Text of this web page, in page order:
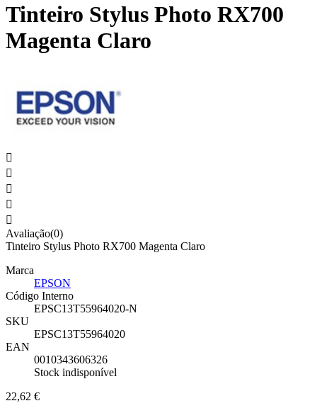
Tinteiro Stylus Photo RX700
Magenta Claro





Avaliação(0)
Tinteiro Stylus Photo RX700 Magenta Claro
Marca
EPSON
Código Interno
EPSC13T55964020-N
SKU
EPSC13T55964020
EAN
0010343606326
Stock indisponível
22,62 €